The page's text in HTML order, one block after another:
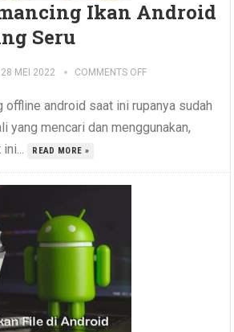
Ikan Android
Seru
28 MEI 2022 COMMENTS OFF
offline android saat ini rupanya sudah
yang mencari dan menggunakan,
READ MORE »